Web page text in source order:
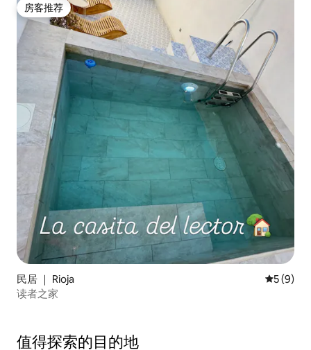
房客推荐
房客推荐
民居 ｜ Rioja 平均评分
5 (9)
读者之家
值得探索的目的地